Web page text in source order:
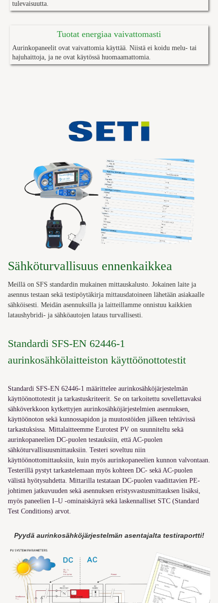
tulevaisuutta.
Tuotat energiaa vaivattomasti
Aurinkopaneelit ovat vaivattomia käyttää. Niistä ei koidu melu- tai
hajuhaittoja, ja ne ovat käytössä huomaamattomia.
Sähköturvallisuus ennenkaikkea
Meillä on SFS standardin mukainen mittauskalusto. Jokainen laite ja
asennus testaan sekä testipöytäkirja mittausdatoineen lähetään asiakaalle
sähköisesti. Meidän asennuksilla ja laitteillamme onnistuu kaikkien
lataushybridi- ja sähköautojen lataus turvallisesti.
Standardi SFS-EN 62446-1
aurinkosähkölaitteiston käyttöönottotestit
Standardi SFS-EN 62446-1 määrittelee aurinkosähköjärjestelmän
käyttöönottotestit ja tarkastuskriteerit. Se on tarkoitettu sovellettavaksi
sähköverkkoon kytkettyjen aurinkosähköjärjestelmien asennuksen,
käyttöönoton sekä kunnossapidon ja muutostöiden jälkeen tehtävissä
tarkastuksissa. Mittalaitteemme Eurotest PV on suunniteltu sekä
aurinkopaneelien DC-puolen testauksiin, että AC-puolen
sähköturvallisuusmittauksiin. Testeri soveltuu niin
käyttöönottomittauksiin, kuin myös aurinkopaneelien kunnon valvontaan.
Testerillä pystyt tarkastelemaan myös kohteen DC- sekä AC-puolen
välistä hyötysuhdetta. Mittarilla testataan DC-puolen vaadittavien PE-
johtimen jatkuvuuden sekä asennuksen eristysvastusmittauksen lisäksi,
myös paneelien I–U -ominaiskäyrä sekä laskennalliset STC (Standard
Test Conditions) arvot.
Pyydä aurinkosähköjärjestelmän asentajalta testiraportti!